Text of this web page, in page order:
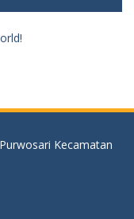
Kecamatan